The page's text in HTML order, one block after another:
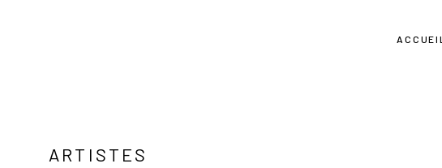
ACCUEIL
ARTISTES